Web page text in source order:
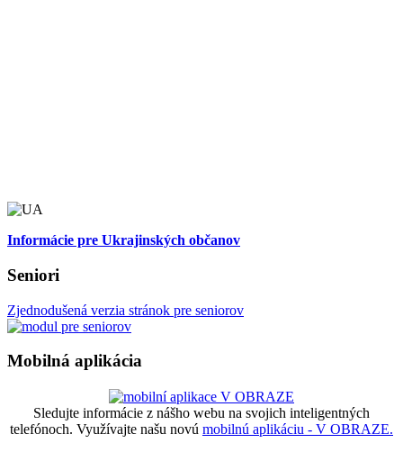
Informácie pre Ukrajinských občanov
Seniori
Zjednodušená verzia stránok pre seniorov
Mobilná aplikácia
Sledujte informácie z nášho webu na svojich inteligentných
telefónoch. Využívajte našu novú mobilnú aplikáciu - V OBRAZE.